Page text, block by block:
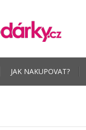
JAK NAKUPOVAT?